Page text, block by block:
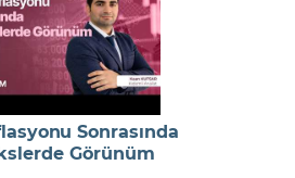
Sonrasında
Görünüm